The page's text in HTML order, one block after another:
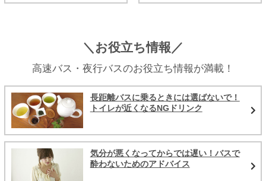
＼お役立ち情報／
高速バス・夜行バスのお役立ち情報が満載！
長距離バスに乗るときには選ばないで！
トイレが近くなるNGドリンク
気分が悪くなってからでは遅い！バスで
酔わないためのアドバイス